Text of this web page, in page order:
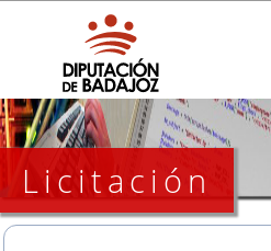
Licitación